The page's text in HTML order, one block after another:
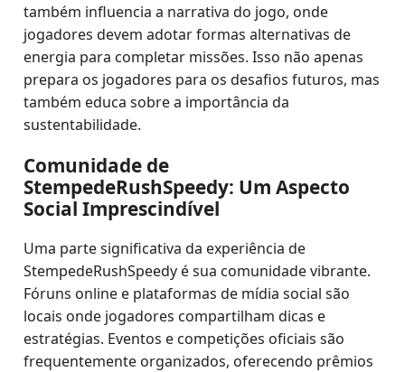
também influencia a narrativa do jogo, onde
jogadores devem adotar formas alternativas de
energia para completar missões. Isso não apenas
prepara os jogadores para os desafios futuros, mas
também educa sobre a importância da
sustentabilidade.
Comunidade de
StempedeRushSpeedy: Um Aspecto
Social Imprescindível
Uma parte significativa da experiência de
StempedeRushSpeedy é sua comunidade vibrante.
Fóruns online e plataformas de mídia social são
locais onde jogadores compartilham dicas e
estratégias. Eventos e competições oficiais são
frequentemente organizados, oferecendo prêmios